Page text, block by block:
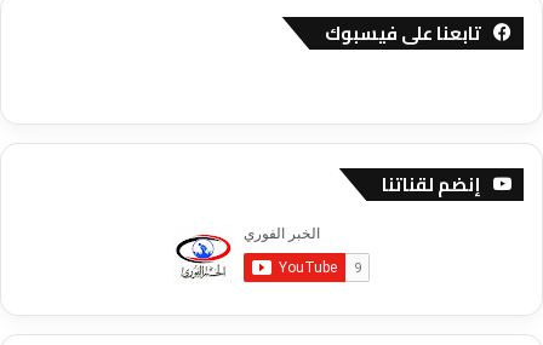
تابعنا على فيسبوك
إنضم لقناتنا